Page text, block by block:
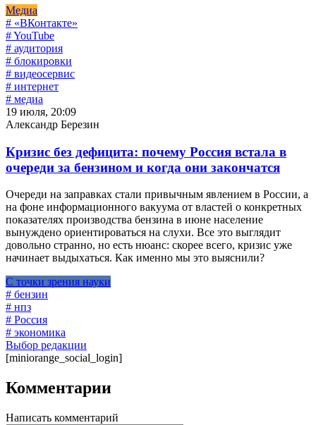
Медиа
# «ВКонтакте»
# YouTube
# аудитория
# блокировки
# видеосервис
# интернет
# медиа
19 июля, 20:09
Александр Березин
Кризис без дефицита: почему Россия встала в
очереди за бензином и когда они закончатся
Очереди на заправках стали привычным явлением в России, а
на фоне информационного вакуума от властей о конкретных
показателях производства бензина в июне население
вынуждено ориентироваться на слухи. Все это выглядит
довольно странно, но есть нюанс: скорее всего, кризис уже
начинает выдыхаться. Как именно мы это выяснили?
С точки зрения науки
# бензин
# нпз
# Россия
# экономика
Выбор редакции
[miniorange_social_login]
Комментарии
Написать комментарий